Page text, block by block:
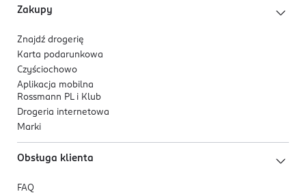
Zakupy
Znajdź drogerię
Karta podarunkowa
Czyściochowo
Aplikacja mobilna
Rossmann PL i Klub
Drogeria internetowa
Marki
Obsługa klienta
FAQ